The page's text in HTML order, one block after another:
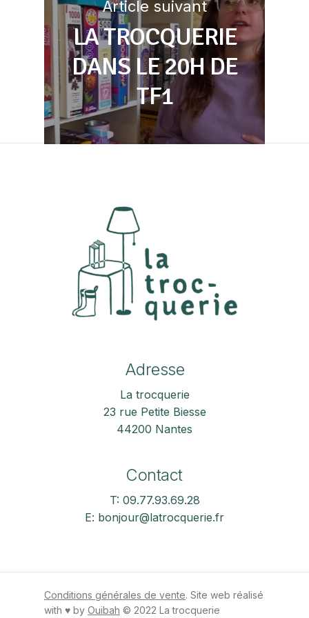
Article suivant
LA TROCQUERIE
DANS LE 20H DE
TF1
Adresse
La trocquerie
23 rue Petite Biesse
44200 Nantes
Contact
T: 09.77.93.69.28
E: bonjour@latrocquerie.fr
Conditions générales de vente. Site web réalisé
with ♥ by Ouibah © 2022 La trocquerie